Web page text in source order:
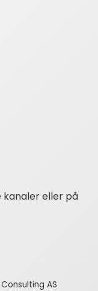
kanaler eller på
AS